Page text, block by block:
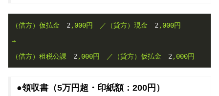
（借方）仮払金 2 ,000円 ／（貸方）現金 2 ,000円
→
（借方）租税公課
2 ,000円 ／（貸方）仮払金 2 ,000円
●領収書（5万円超・印紙額：200円）